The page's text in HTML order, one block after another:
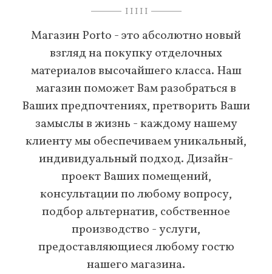
I I I I I
Магазин Porto - это абсолютно новый
взгляд на покупку отделочных
материалов высочайшего класса. Наш
магазин поможет Вам разобраться в
Ваших предпочтениях, претворить Ваши
замыслы в жизнь - каждому нашему
клиенту мы обеспечиваем уникальный,
индивидуальный подход. Дизайн-
проект Ваших помещений,
консультации по любому вопросу,
подбор альтернатив, собственное
производство - услуги,
предоставляющиеся любому гостю
нашего магазина.